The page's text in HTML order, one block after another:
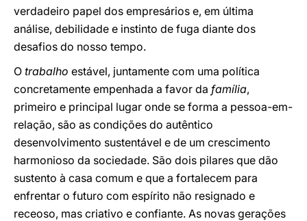
verdadeiro papel dos empresários e, em última
análise, debilidade e instinto de fuga diante dos
desafios do nosso tempo.
O trabalho estável, juntamente com uma política
concretamente empenhada a favor da família,
primeiro e principal lugar onde se forma a pessoa-em-
relação, são as condições do autêntico
desenvolvimento sustentável e de um crescimento
harmonioso da sociedade. São dois pilares que dão
sustento à casa comum e que a fortalecem para
enfrentar o futuro com espírito não resignado e
receoso, mas criativo e confiante. As novas gerações